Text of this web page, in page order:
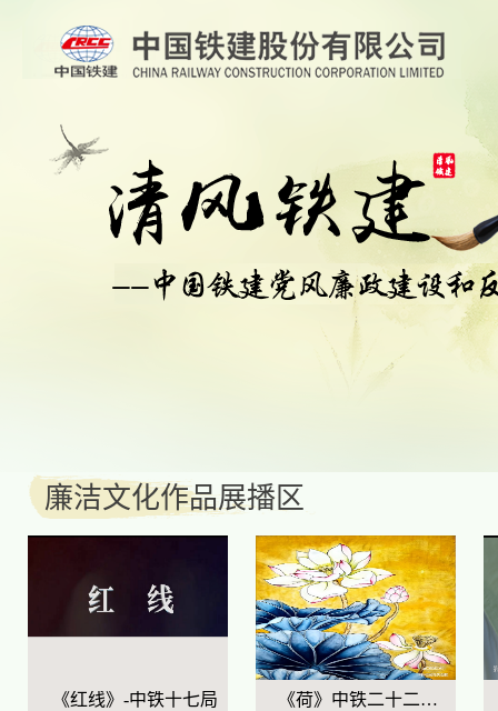
廉洁文化作品展播区
《红线》-中铁十七局 《荷》中铁二十二局一公司